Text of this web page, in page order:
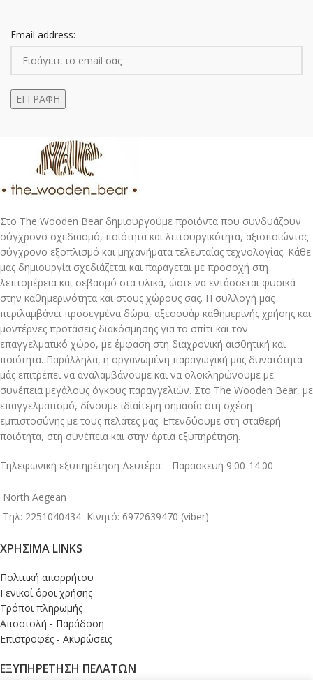
Email address:
Στο The Wooden Bear δημιουργούμε προϊόντα που συνδυάζουν
σύγχρονο σχεδιασμό, ποιότητα και λειτουργικότητα, αξιοποιώντας
σύγχρονο εξοπλισμό και μηχανήματα τελευταίας τεχνολογίας. Κάθε
μας δημιουργία σχεδιάζεται και παράγεται με προσοχή στη
λεπτομέρεια και σεβασμό στα υλικά, ώστε να εντάσσεται φυσικά
στην καθημερινότητα και στους χώρους σας. Η συλλογή μας
περιλαμβάνει προσεγμένα δώρα, αξεσουάρ καθημερινής χρήσης και
μοντέρνες προτάσεις διακόσμησης για το σπίτι και τον
επαγγελματικό χώρο, με έμφαση στη διαχρονική αισθητική και
ποιότητα. Παράλληλα, η οργανωμένη παραγωγική μας δυνατότητα
μάς επιτρέπει να αναλαμβάνουμε και να ολοκληρώνουμε με
συνέπεια μεγάλους όγκους παραγγελιών. Στο The Wooden Bear, με
επαγγελματισμό, δίνουμε ιδιαίτερη σημασία στη σχέση
εμπιστοσύνης με τους πελάτες μας. Επενδύουμε στη σταθερή
ποιότητα, στη συνέπεια και στην άρτια εξυπηρέτηση.
Τηλεφωνική εξυπηρέτηση Δευτέρα – Παρασκευή 9:00-14:00
North Aegean
Τηλ: 2251040434 Κινητό: 6972639470 (viber)
ΧΡΉΣΙΜΑ LINKS
Πολιτική απορρήτου
Γενικοί όροι χρήσης
Τρόποι πληρωμής
Αποστολή - Παράδοση
Επιστροφές - Ακυρώσεις
ΕΞΥΠΗΡΕΤΗΣΗ ΠΕΛΑΤΩΝ